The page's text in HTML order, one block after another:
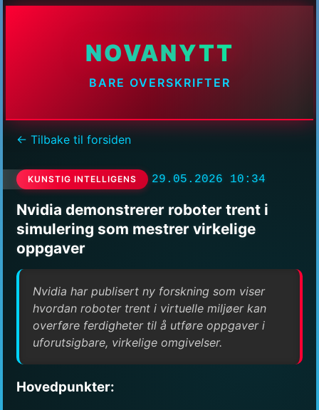
NOVANYTT
BARE OVERSKRIFTER
← Tilbake til forsiden
KUNSTIG INTELLIGENS 29.05.2026 10:34
Nvidia demonstrerer roboter trent i
simulering som mestrer virkelige
oppgaver
Nvidia har publisert ny forskning som viser
hvordan roboter trent i virtuelle miljøer kan
overføre ferdigheter til å utføre oppgaver i
uforutsigbare, virkelige omgivelser.
Hovedpunkter: